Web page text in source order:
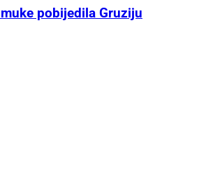
pobijedila Gruziju